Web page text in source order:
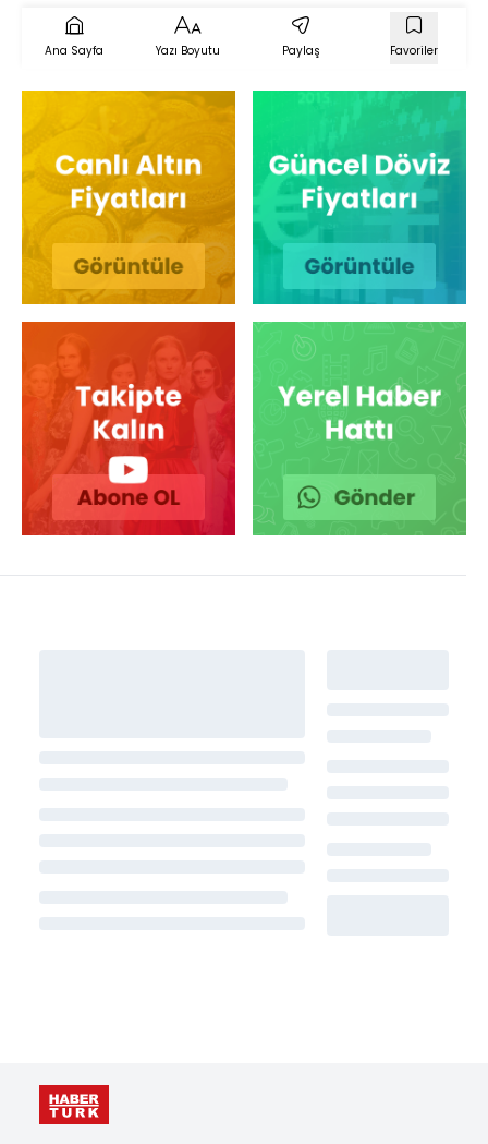
Ana Sayfa Yazı Boyutu Paylaş Favoriler